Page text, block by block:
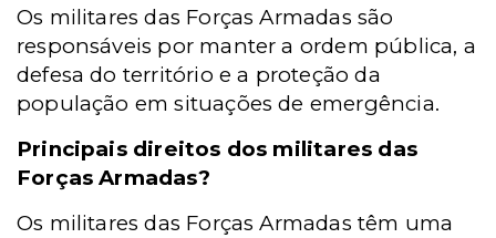
Os militares das Forças Armadas são
responsáveis por manter a ordem pública, a
defesa do território e a proteção da
população em situações de emergência.
Principais direitos dos militares das
Forças Armadas?
Os militares das Forças Armadas têm uma